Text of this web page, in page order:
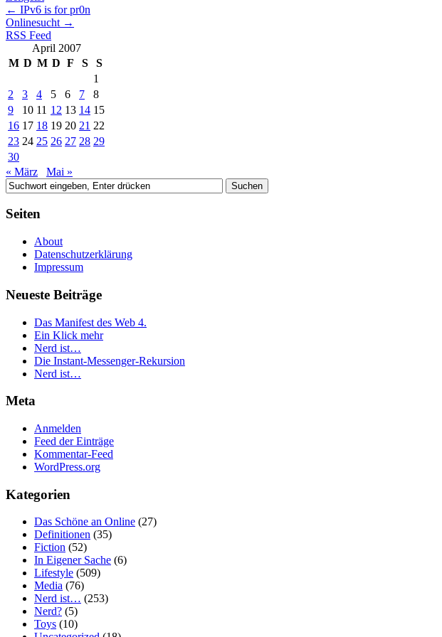
← IPv6 is for pr0n
Onlinesucht →
RSS Feed
April 2007
M D M D F S
S
1
2
3 4 5 6 7
8
9
10 11 12 13 14 15
16 17 18 19 20 21 22
23 24 25 26 27 28 29
30
« März
Mai »
Seiten
About
Datenschutzerklärung
Impressum
Neueste Beiträge
Das Manifest des Web 4.
Ein Klick mehr
Nerd ist…
Die Instant-Messenger-Rekursion
Nerd ist…
Meta
Anmelden
Feed der Einträge
Kommentar-Feed
WordPress.org
Kategorien
Das Schöne an Online (27)
Definitionen (35)
Fiction (52)
In Eigener Sache (6)
Lifestyle (509)
Media (76)
Nerd ist… (253)
Nerd? (5)
Toys (10)